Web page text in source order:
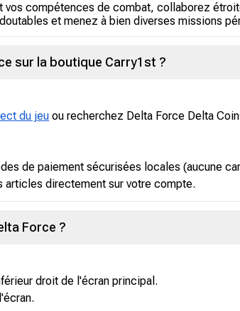
compétences de combat, collaborez
et menez à bien diverses missions
sur la boutique Carry1st ?
du jeu ou recherchez Delta Force Delta
de paiement sécurisées locales (aucune
articles directement sur votre compte.
Force ?
droit de l'écran principal.